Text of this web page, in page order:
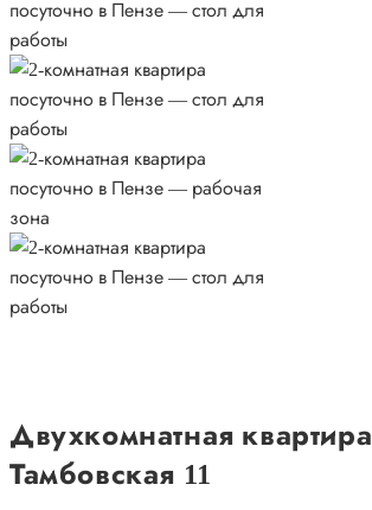
Двухкомнатная квартира
Тамбовская 11